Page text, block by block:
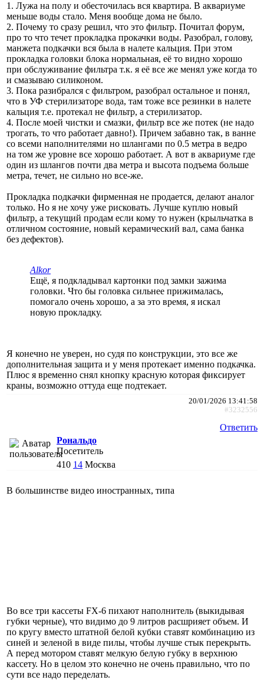
1. Лужа на полу и обесточилась вся квартира. В аквариуме
меньше воды стало. Меня вообще дома не было.
2. Почему то сразу решил, что это фильтр. Почитал форум,
про то что течет прокладка прокачки воды. Разобрал, голову,
манжета подкачки вся была в налете кальция. При этом
прокладка головки блока нормальная, её то видно хорошо
при обслуживание фильтра т.к. я её все же менял уже когда то
и смазываю силиконом.
3. Пока разибрался с фильтром, разобрал остальное и понял,
что в УФ стерилизаторе вода, там тоже все резинки в налете
кальция т.е. протекал не фильтр, а стерилизатор.
4. После моей чистки и смазки, фильтр все же потек (не надо
трогать, то что работает давно!). Причем забавно так, в ванне
со всеми наполнителями но шлангами по 0.5 метра в ведро
на том же уровне все хорошо работает. А вот в аквариуме где
один из шлангов почти два метра и высота подъема больше
метра, течет, не сильно но все-же.
Прокладка подкачки фирменная не продается, делают аналог
только. Но я не хочу уже рисковать. Лучше куплю новый
фильтр, а текущий продам если кому то нужен (крыльчатка в
отличном состояние, новый керамический вал, сама банка
без дефектов).
Alkor
Ещё, я подкладывал картонки под замки зажима
головки. Что бы головка сильнее прижималась,
помогало очень хорошо, а за это время, я искал
новую прокладку.
Я конечно не уверен, но судя по конструкции, это все же
дополнительная защита и у меня протекает именно подкачка.
Плюс я временно снял кнопку красную которая фиксирует
краны, возможно оттуда еще подтекает.
20/01/2026 13:41:58
#3232556
Ответить
Рональдо
Посетитель
410 14 Москва
В большинстве видео иностранных, типа
Во все три кассеты FX-6 пихают наполнитель (выкидывая
губки черные), что видимо до 9 литров расшрияет объем. И
по кругу вместо штатной белой кубки ставят комбинацию из
синей и зеленой в виде пилы, чтобы лучше стык перекрыть.
А перед мотором ставят мелкую белую губку в верхнюю
кассету. Но в целом это конечно не очень правильно, что по
сути все надо переделать.